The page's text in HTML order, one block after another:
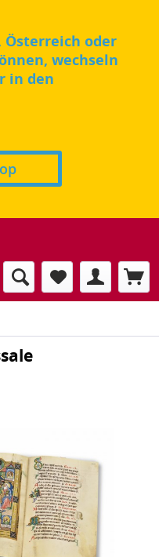
Österreich oder
wechseln
in den